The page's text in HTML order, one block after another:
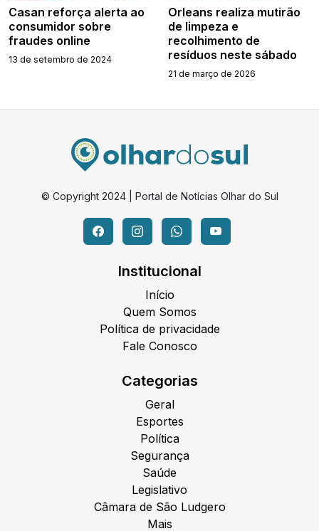
Casan reforça alerta ao
consumidor sobre
fraudes online
13 de setembro de 2024
Orleans realiza mutirão
de limpeza e
recolhimento de
resíduos neste sábado
21 de março de 2026
© Copyright 2024 | Portal de Notícias Olhar do Sul
Institucional
Início
Quem Somos
Política de privacidade
Fale Conosco
Categorias
Geral
Esportes
Política
Segurança
Saúde
Legislativo
Câmara de São Ludgero
Mais